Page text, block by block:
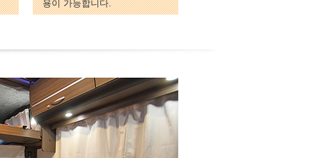
용이 가능합니다.